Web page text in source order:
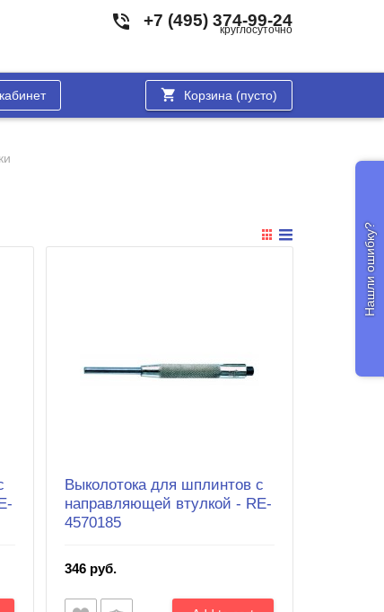
+7 (495) 374-99-24
круглосуточно
Корзина (пусто)
Выколотока для шплинтов с
направляющей втулкой - RE-
4570185
346 руб.
Нашли ошибку?